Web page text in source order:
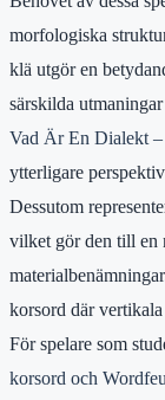
morfologiska
klä utgör en
särskilda
Vad Är En Dialekt
ytterligare
Dessutom
vilket gör den till en
korsord där
För spelare som
korsord och